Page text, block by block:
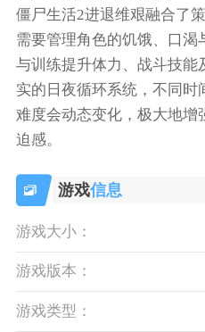
僵尸生活2进退维艰融合了
需要管理角色的饥饿、口
与训练提升体力、战斗技能
实的日夜循环系统，不同时
难度会动态变化，极大地增
迫感。
游戏信息
游戏大小：
游戏版本：
游戏类型：